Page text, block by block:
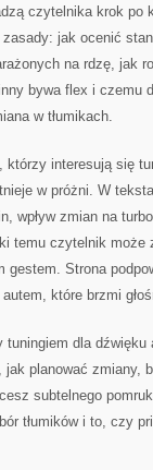
czytelnika krok po
jak ocenić
na rdzę, jak
bywa flex i czemu
w tłumikach.
którzy interesują się
w próżni. W
wpływ zmian na
temu czytelnik
Strona
które brzmi
dla dźwięku
planować zmiany,
subtelnego
tłumików i to, czy